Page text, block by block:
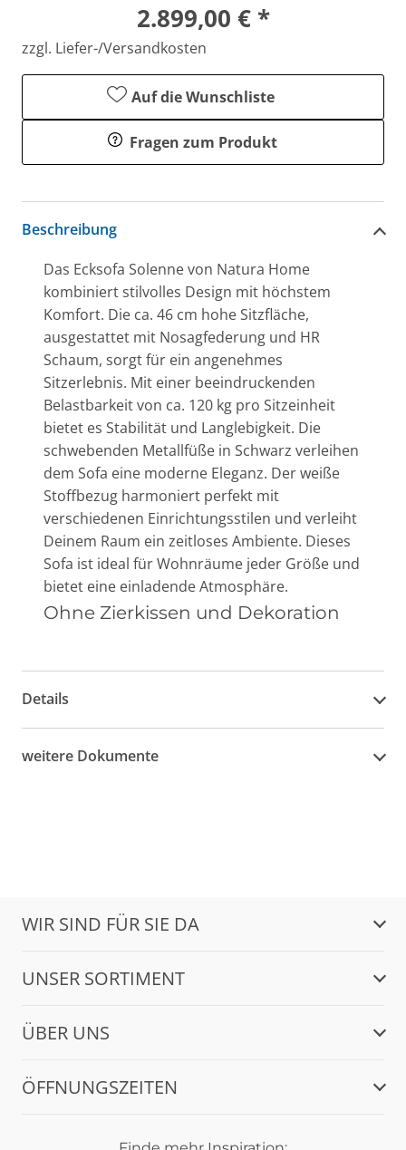
2.899,00 € *
zzgl. Liefer-/Versandkosten
Auf die Wunschliste
Fragen zum Produkt
Beschreibung
Das Ecksofa Solenne von Natura Home
kombiniert stilvolles Design mit höchstem
Komfort. Die ca. 46 cm hohe Sitzfläche,
ausgestattet mit Nosagfederung und HR
Schaum, sorgt für ein angenehmes
Sitzerlebnis. Mit einer beeindruckenden
Belastbarkeit von ca. 120 kg pro Sitzeinheit
bietet es Stabilität und Langlebigkeit. Die
schwebenden Metallfüße in Schwarz verleihen
dem Sofa eine moderne Eleganz. Der weiße
Stoffbezug harmoniert perfekt mit
verschiedenen Einrichtungsstilen und verleiht
Deinem Raum ein zeitloses Ambiente. Dieses
Sofa ist ideal für Wohnräume jeder Größe und
bietet eine einladende Atmosphäre.
Ohne Zierkissen und Dekoration
Details
weitere Dokumente
WIR SIND FÜR SIE DA
UNSER SORTIMENT
ÜBER UNS
ÖFFNUNGSZEITEN